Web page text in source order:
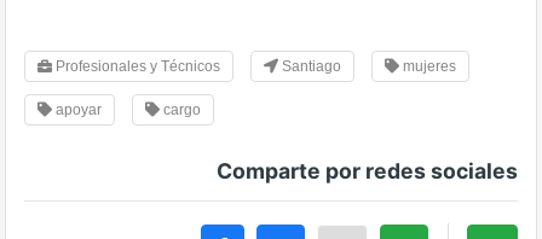
Profesionales y Técnicos Santiago mujeres
apoyar cargo
Comparte por redes sociales